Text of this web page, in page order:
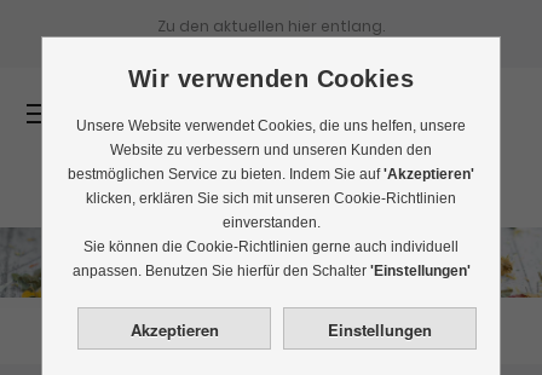
Zu den aktuellen hier entlang.
Kräutertee
Wir verwenden Cookies
Unsere Website verwendet Cookies, die uns helfen, unsere
Website zu verbessern und unseren Kunden den
bestmöglichen Service zu bieten. Indem Sie auf'Akzeptieren'
klicken, erklären Sie sich mit unseren Cookie-Richtlinien
einverstanden.
Sie können die Cookie-Richtlinien gerne auch individuell
anpassen. Benutzen Sie hierfür den Schalter 'Einstellungen'